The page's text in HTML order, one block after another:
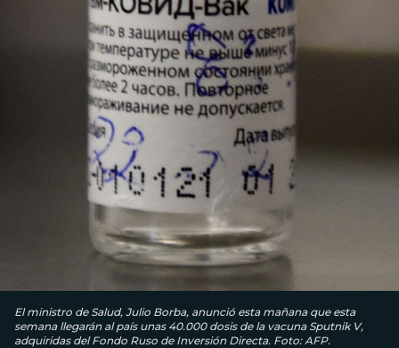
El ministro de Salud, Julio Borba, anunció esta mañana que esta
semana llegarán al país unas 40.000 dosis de la vacuna Sputnik V,
adquiridas del Fondo Ruso de Inversión Directa. Foto: AFP.